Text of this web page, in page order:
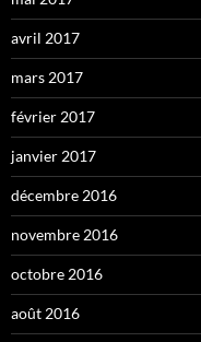
avril 2017
mars 2017
février 2017
janvier 2017
décembre 2016
novembre 2016
octobre 2016
août 2016